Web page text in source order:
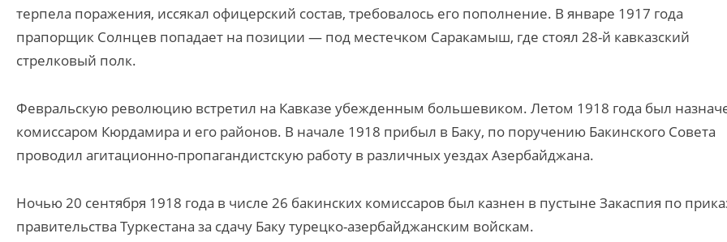
терпела поражения, иссякал офицерский состав, требовалось его пополнение. В январе 1917 года
прапорщик Солнцев попадает на позиции — под местечком Саракамыш, где стоял 28-й кавказский
стрелковый полк.
Февральскую революцию встретил на Кавказе убежденным большевиком. Летом 1918 года был
комиссаром Кюрдамира и его районов. В начале 1918 прибыл в Баку, по поручению Бакинского Совета
проводил агитационно-пропагандистскую работу в различных уездах Азербайджана.
Ночью 20 сентября 1918 года в числе 26 бакинских комиссаров был казнен в пустыне Закаспия по
правительства Туркестана за сдачу Баку турецко-азербайджанским войскам.